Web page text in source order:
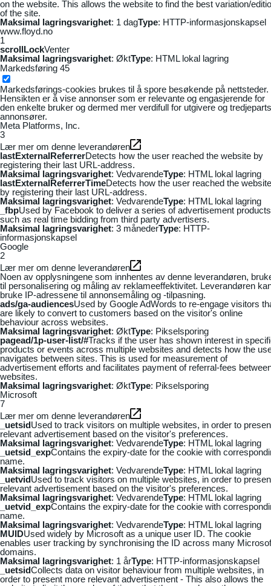
on the website. This allows the website to find the best variation/
of the site.
Maksimal lagringsvarighet: 1 dagType: HTTP-informasjonskapsel
www.floyd.no
1
scrollLockVenter
Maksimal lagringsvarighet: ØktType: HTML lokal lagring
Markedsføring 45
Markedsførings-cookies brukes til å spore besøkende på nettsteder.
Hensikten er å vise annonser som er relevante og engasjerende for
den enkelte bruker og dermed mer verdifull for utgivere og tredjeparts
annonsører.
Meta Platforms, Inc.
3
Lær mer om denne leverandøren
lastExternalReferrerDetects how the user reached the website by
registering their last URL-address.
Maksimal lagringsvarighet: VedvarendeType: HTML lokal lagring
lastExternalReferrerTimeDetects how the user reached the website
by registering their last URL-address.
Maksimal lagringsvarighet: VedvarendeType: HTML lokal lagring
_fbpUsed by Facebook to deliver a series of advertisement products
such as real time bidding from third party advertisers.
Maksimal lagringsvarighet: 3 månederType: HTTP-
informasjonskapsel
Google
2
Lær mer om denne leverandøren
Noen av opplysningene som innhentes av denne leverandøren,
til personalisering og måling av reklameeffektivitet. Leverandøren
bruke IP-adressene til annonsemåling og -tilpasning.
ads/ga-audiencesUsed by Google AdWords to re-engage visitors
are likely to convert to customers based on the visitor's online
behaviour across websites.
Maksimal lagringsvarighet: ØktType: Pikselsporing
pagead/1p-user-list/#Tracks if the user has shown interest in
products or events across multiple websites and detects how the
navigates between sites. This is used for measurement of
advertisement efforts and facilitates payment of referral-fees
websites.
Maksimal lagringsvarighet: ØktType: Pikselsporing
Microsoft
7
Lær mer om denne leverandøren
_uetsidUsed to track visitors on multiple websites, in order to
relevant advertisement based on the visitor's preferences.
Maksimal lagringsvarighet: VedvarendeType: HTML lokal lagring
_uetsid_expContains the expiry-date for the cookie with
name.
Maksimal lagringsvarighet: VedvarendeType: HTML lokal lagring
_uetvidUsed to track visitors on multiple websites, in order to
relevant advertisement based on the visitor's preferences.
Maksimal lagringsvarighet: VedvarendeType: HTML lokal lagring
_uetvid_expContains the expiry-date for the cookie with
name.
Maksimal lagringsvarighet: VedvarendeType: HTML lokal lagring
MUIDUsed widely by Microsoft as a unique user ID. The cookie
enables user tracking by synchronising the ID across many
domains.
Maksimal lagringsvarighet: 1 årType: HTTP-informasjonskapsel
_uetsidCollects data on visitor behaviour from multiple websites, in
order to present more relevant advertisement - This also allows the